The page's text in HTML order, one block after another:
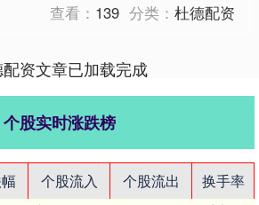
查看： 139 分类：杜德配资
资文章已加载完成
个股实时涨跌榜
个股流入 个股流出
换手率